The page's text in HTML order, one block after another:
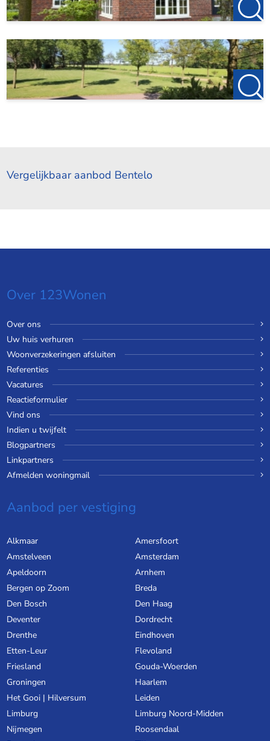
Vergelijkbaar aanbod Bentelo
Over 123Wonen
Over ons
Uw huis verhuren
Woonverzekeringen afsluiten
Referenties
Vacatures
Reactieformulier
Vind ons
Indien u twijfelt
Blogpartners
Linkpartners
Afmelden woningmail
Aanbod per vestiging
Alkmaar
Amersfoort
Amstelveen
Amsterdam
Apeldoorn
Arnhem
Bergen op Zoom
Breda
Den Bosch
Den Haag
Deventer
Dordrecht
Drenthe
Eindhoven
Etten-Leur
Flevoland
Friesland
Gouda-Woerden
Groningen
Haarlem
Het Gooi | Hilversum
Leiden
Limburg
Limburg Noord-Midden
Nijmegen
Roosendaal